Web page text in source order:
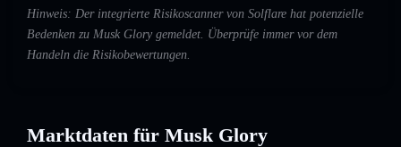
Hinweis: Der integrierte Risikoscanner von Solflare hat potenzielle
Bedenken zu Musk Glory gemeldet. Überprüfe immer vor dem
Handeln die Risikobewertungen.
Marktdaten für Musk Glory